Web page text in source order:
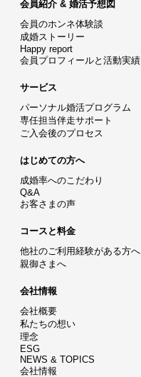
会員紹介 & 婚活予想図
会員のホンネ体験談
成婚ストーリー
Happy report
会員プロフィールと活動実績
サービス
パーソナル婚活プログラム
専任担当伴走サポート
ご入会後のプロセス
はじめての方へ
成婚率へのこだわり
Q&A
お客さまの声
コースと料金
他社のご利用経験がある方へ
親御さまへ
会社情報
会社概要
私たちの想い
理念
ESG
NEWS & TOPICS
会社情報